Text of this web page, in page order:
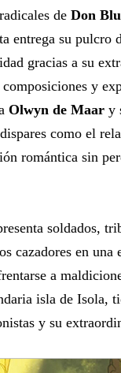
de Don
entrega su pulcro
gracias a su
y
Olwyn de Maar y
como el
romántica sin
soldados,
cazadores en una
a
isla de Isola,
y su